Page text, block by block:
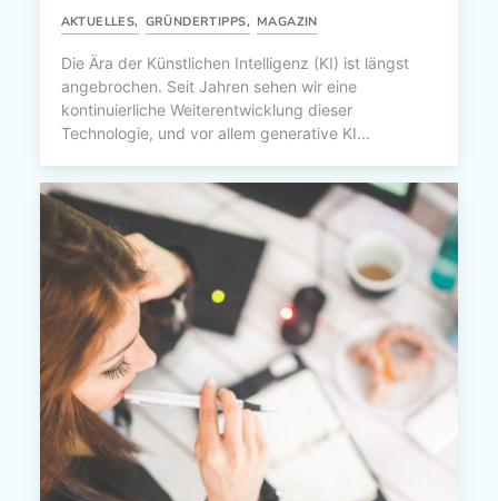
AKTUELLES, GRÜNDERTIPPS, MAGAZIN
Die Ära der Künstlichen Intelligenz (KI) ist längst
angebrochen. Seit Jahren sehen wir eine
kontinuierliche Weiterentwicklung dieser
Technologie, und vor allem generative KI...